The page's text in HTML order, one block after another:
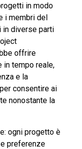
in modo
i membri del
diverse parti
offrire
in tempo reale,
e la
consentire ai
nonostante la
ogni progetto è
preferenze